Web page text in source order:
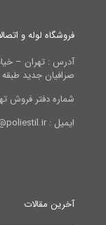
فروشگاه لوله و
آدرس : تهران –
صرافیان جدید طبقه
شماره دفتر فروش تهران : ۳۳۹۶۵۶۵۰ ۰۲۱ –
ایمیل : info@poliestil.ir
آخرین مقالات